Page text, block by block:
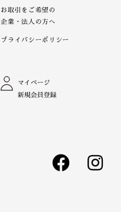
お取引をご希望の
企業・法人の方へ
プライバシーポリシー
マイページ
新規会員登録